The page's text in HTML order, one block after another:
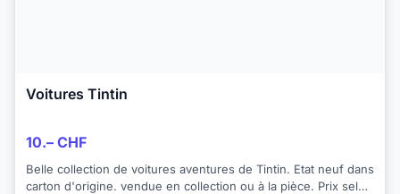
Voitures Tintin
10.– CHF
Belle collection de voitures aventures de Tintin. Etat neuf dans
carton d'origine. vendue en collection ou à la pièce. Prix selon